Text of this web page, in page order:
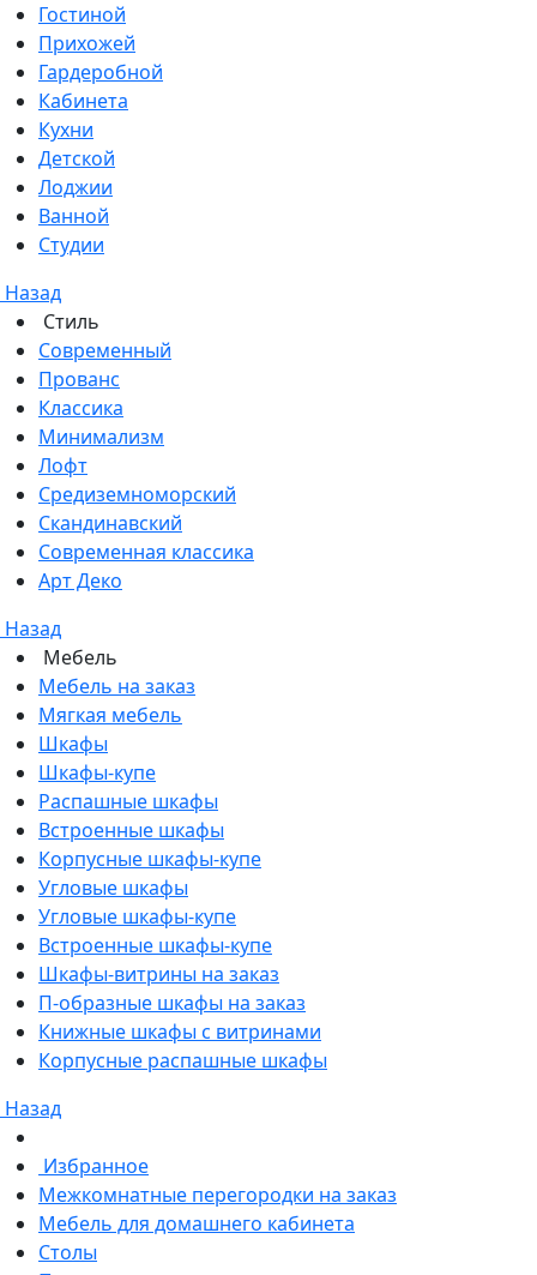
Гостиной
Прихожей
Гардеробной
Кабинета
Кухни
Детской
Лоджии
Ванной
Студии
Назад
Стиль
Современный
Прованс
Классика
Минимализм
Лофт
Средиземноморский
Скандинавский
Современная классика
Арт Деко
Назад
Мебель
Мебель на заказ
Мягкая мебель
Шкафы
Шкафы-купе
Распашные шкафы
Встроенные шкафы
Корпусные шкафы-купе
Угловые шкафы
Угловые шкафы-купе
Встроенные шкафы-купе
Шкафы-витрины на заказ
П-образные шкафы на заказ
Книжные шкафы с витринами
Корпусные распашные шкафы
Назад
Избранное
Межкомнатные перегородки на заказ
Мебель для домашнего кабинета
Столы